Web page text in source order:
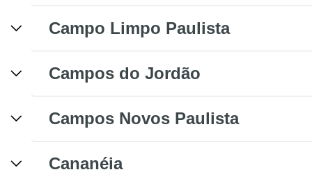
Campo Limpo Paulista
Campos do Jordão
Campos Novos Paulista
Cananéia